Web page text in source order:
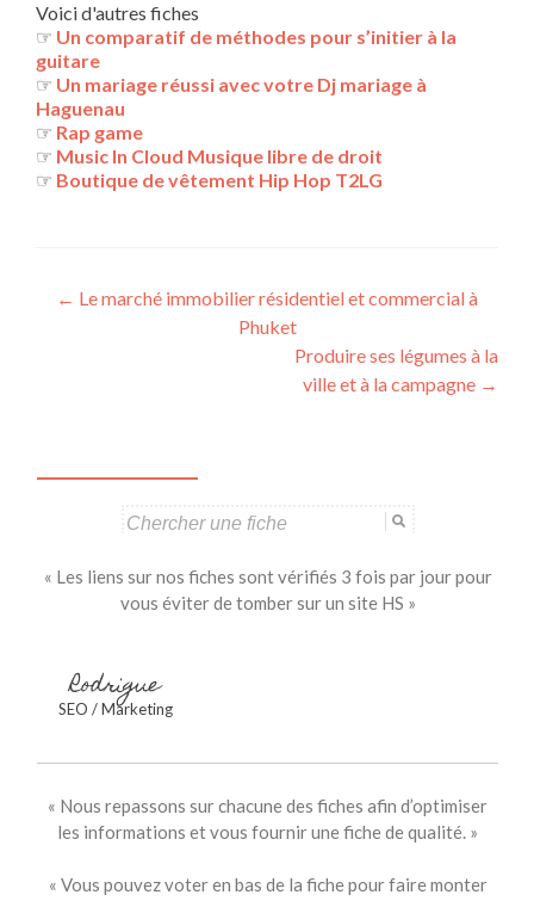
Voici d'autres fiches
☞ Un comparatif de méthodes pour s’initier à la
guitare
☞ Un mariage réussi avec votre Dj mariage à
Haguenau
☞ Rap game
☞ Music In Cloud Musique libre de droit
☞ Boutique de vêtement Hip Hop T2LG
Navigation
← Le marché immobilier résidentiel et commercial à
Phuket
Produire ses légumes à la
ville et à la campagne →
« Les liens sur nos fiches sont vérifiés 3 fois par jour pour
vous éviter de tomber sur un site HS »
Rodrigue
SEO / Marketing
« Nous repassons sur chacune des fiches afin d’optimiser
les informations et vous fournir une fiche de qualité. »
« Vous pouvez voter en bas de la fiche pour faire monter